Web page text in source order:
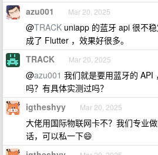
azu001 Mar 20, 2025
@TRACK uniapp 的蓝牙 api 很不
成了 Flutter ，效果好很多。
TRACK Mar 20, 2025
@azu001 我们就是要用蓝牙的 API
吗？有具体实测过吗？
igtheshyy Mar 20, 2025
大佬用国际物联网卡不？我们专业
话，可以私一下😄